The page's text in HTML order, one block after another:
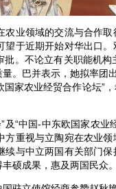
业领域的交流与合作取
于近期开始对华出口
。不论立有关职能机
。巴并表示，她拟率团
家农业经贸合作论坛”
中国-中东欧国家农业
重视与立陶宛在农业
与中立两国有关部门
硕成果，惠及两国民众。